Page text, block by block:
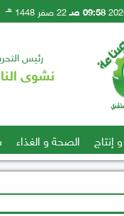
09:58 صـ 22 صفر 1448 هـ
رئيس
نشوى
إنتاج الصحة و الغذاء